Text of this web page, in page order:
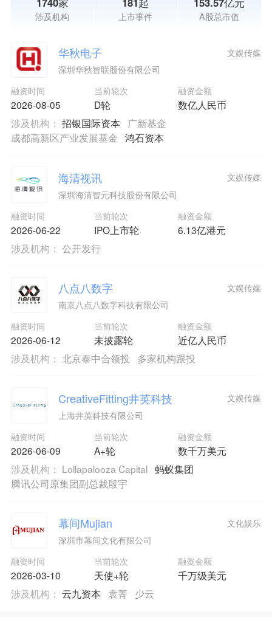
涉及机构 上市事件 A股总市值
华秋电子
深圳华秋智联股份有限公司
融资时间
2026-08-05
当前轮次
D轮
融资金额
数亿人民币
文娱传媒
涉及机构： 招银国际资本
广新基金
成都高新区产业发展基金 鸿石资本
海清视讯
深圳海清智元科技股份有限公司
融资时间
2026-06-22
当前轮次
IPO上市轮
融资金额
6.13亿港元
文娱传媒
涉及机构： 公开发行
八点八数字
南京八点八数字科技有限公司
融资时间
2026-06-12
当前轮次
未披露轮
融资金额
近亿人民币
文娱传媒
涉及机构： 北京泰中合领投 多家机构跟投
CreativeFitting井英科技
上海井英科技有限公司
融资时间
2026-06-09
当前轮次
A+轮
融资金额
数千万美元
文娱传媒
涉及机构： Lollapalooza Capital 蚂蚁集团
腾讯公司原集团副总裁殷宇
幕间Mujian
深圳市幕间文化有限公司
融资时间
2026-03-10
当前轮次
天使+轮
融资金额
千万级美元
文化娱乐
涉及机构： 云九资本 袁菁 少云